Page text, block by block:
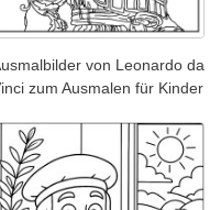
von Leonardo da
zum Ausmalen für Kinder